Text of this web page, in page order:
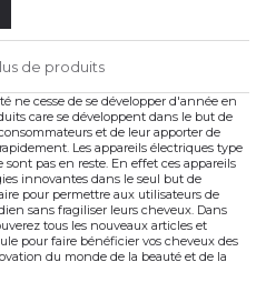
de produits
ne cesse de se développer d'année en
care se développent dans le but de
et de leur apporter de
Les appareils électriques type
pas en reste. En effet ces appareils
innovantes dans le seul but de
pour permettre aux utilisateurs de
sans fragiliser leurs cheveux. Dans
tous les nouveaux articles et
pour faire bénéficier vos cheveux des
du monde de la beauté et de la